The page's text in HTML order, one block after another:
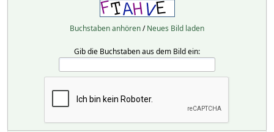
Buchstaben anhören/Neues Bild laden
Gib die Buchstaben aus dem Bild ein: